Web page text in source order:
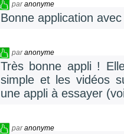
paranonyme
Bonne application
paranonyme
Très bonne appli !
simple et les vidéos
une appli à essayer
paranonyme